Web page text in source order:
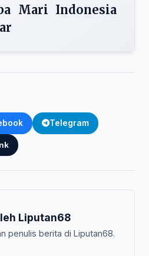
Mari Indonesia
Telegram
Liputan68
penulis berita di Liputan68.